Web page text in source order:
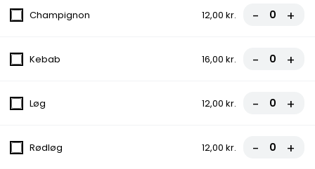
2. Palermo
fra 70,00 kr.
3. Vesuvio
fra 70,00 kr.
Champignon 12,00 kr. - +
Kebab 16,00 kr. - +
Løg 12,00 kr. - +
Rødløg 12,00 kr. - +